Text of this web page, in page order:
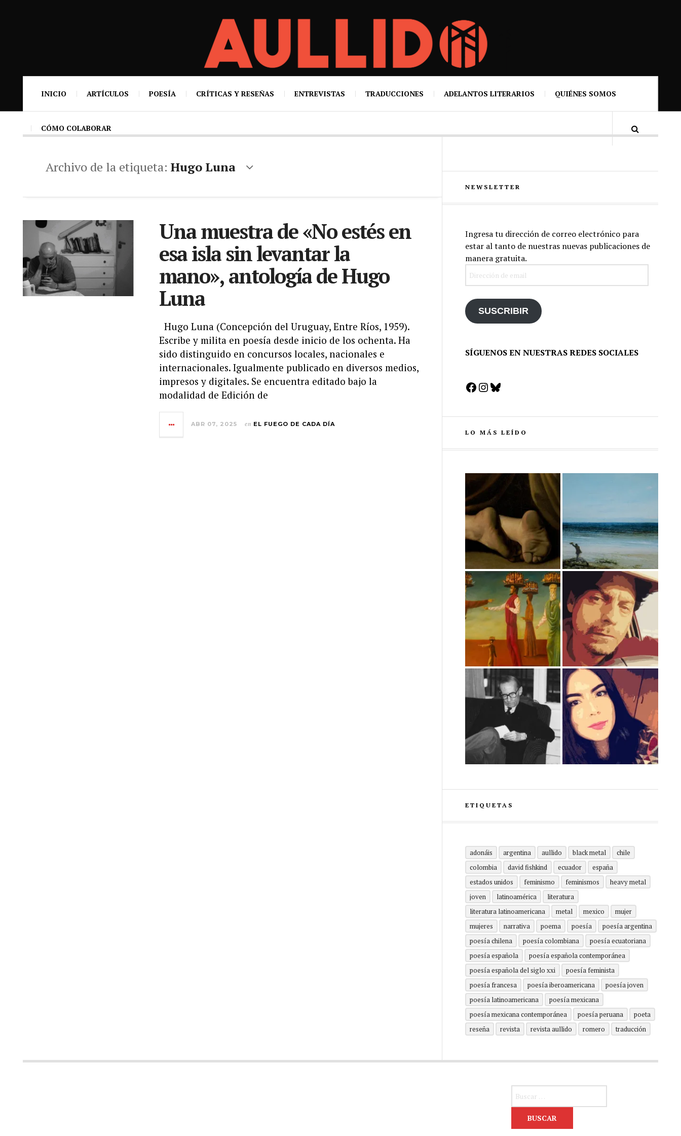
INICIO ARTÍCULOS POESÍA CRÍTICAS Y RESEÑAS ENTREVISTAS TRADUCCIONES ADELANTOS LITERARIOS QUIÉNES SOMOS
CÓMO COLABORAR
Archivo de la etiqueta: Hugo Luna
Una muestra de «No estés en
esa isla sin levantar la
mano», antología de Hugo
Luna
Hugo Luna (Concepción del Uruguay, Entre Ríos, 1959).
Escribe y milita en poesía desde inicio de los ochenta. Ha
sido distinguido en concursos locales, nacionales e
internacionales. Igualmente publicado en diversos medios,
impresos y digitales. Se encuentra editado bajo la
modalidad de Edición de
ABR 07, 2025 en EL FUEGO DE CADA DÍA
NEWSLETTER
Ingresa tu dirección de correo electrónico para
estar al tanto de nuestras nuevas publicaciones de
manera gratuita.
SUSCRIBIR
SÍGUENOS EN NUESTRAS REDES SOCIALES
Facebook
Instagram
Bluesky
LO MÁS LEÍDO
ETIQUETAS
adonáis argentina aullido black metal
chile
colombia
david fishkind ecuador
españa
estados unidos
feminismo feminismos
heavy metal
joven
latinoamérica
literatura
literatura latinoamericana
metal mexico
mujer
mujeres
narrativa poema poesía
poesía argentina
poesía chilena
poesía colombiana
poesía ecuatoriana
poesía española
poesía española contemporánea
poesía española del siglo xxi
poesía feminista
poesía francesa
poesía iberoamericana
poesía joven
poesía latinoamericana
poesía mexicana
poesía mexicana contemporánea
poesía peruana
poeta
reseña
revista revista aullido romero traducción